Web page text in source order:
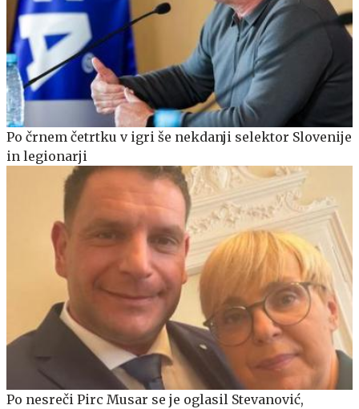
Po črnem četrtku v igri še nekdanji selektor Slovenije
in legionarji
Po nesreči Pirc Musar se je oglasil Stevanović,